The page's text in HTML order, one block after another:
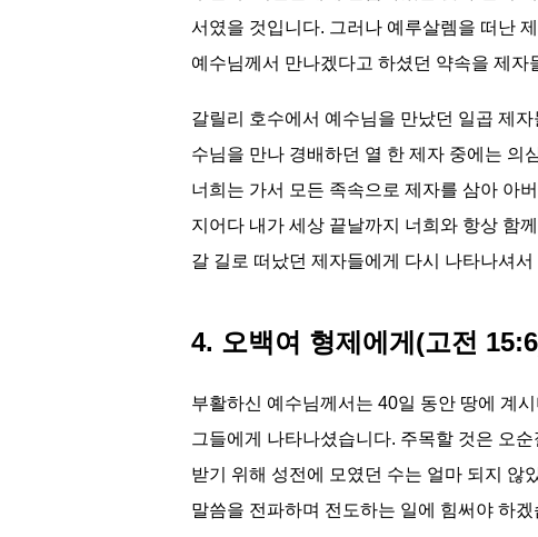
서였을 것입니다. 그러나 예루살렘을 떠난
예수님께서 만나겠다고 하셨던 약속을 제
갈릴리 호수에서 예수님을 만났던 일곱 제
수님을 만나 경배하던 열 한 제자 중에는 의
너희는 가서 모든 족속으로 제자를 삼아 아
지어다 내가 세상 끝날까지 너희와 항상 함
갈 길로 떠났던 제자들에게 다시 나타나셔
4. 오백여 형제에게(고전
부활하신 예수님께서는 40일 동안 땅에 계
그들에게 나타나셨습니다. 주목할 것은 오
받기 위해 성전에 모였던 수는 얼마 되지 않
말씀을 전파하며 전도하는 일에 힘써야 하겠